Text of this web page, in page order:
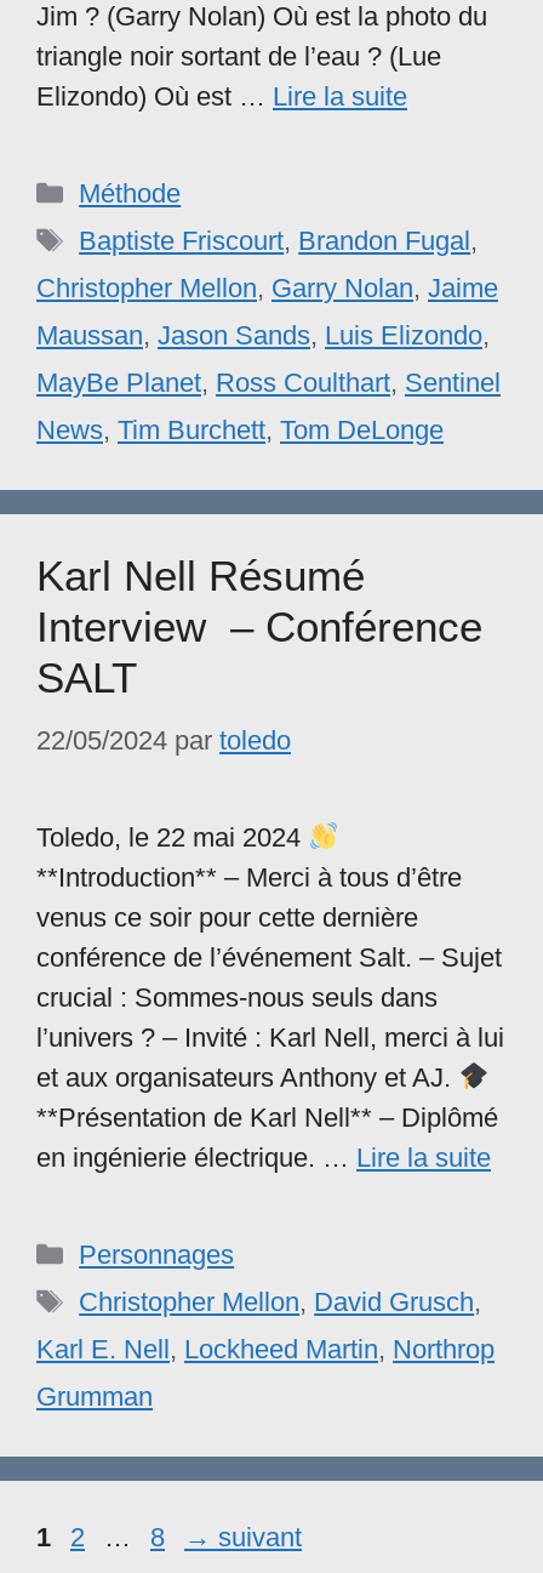
Jim ? (Garry Nolan) Où est la photo du
triangle noir sortant de l’eau ? (Lue
Elizondo) Où est … Lire la suite
Catégories
Méthode
Étiquettes
Baptiste Friscourt, Brandon Fugal,
Christopher Mellon, Garry Nolan, Jaime
Maussan, Jason Sands, Luis Elizondo,
MayBe Planet, Ross Coulthart, Sentinel
News, Tim Burchett, Tom DeLonge
Karl Nell Résumé
Interview – Conférence
SALT
22/05/2024 par toledo
Toledo, le 22 mai 2024
**Introduction** – Merci à tous d’être
venus ce soir pour cette dernière
conférence de l’événement Salt. – Sujet
crucial : Sommes-nous seuls dans
l’univers ? – Invité : Karl Nell, merci à lui
et aux organisateurs Anthony et AJ.
**Présentation de Karl Nell** – Diplômé
en ingénierie électrique. … Lire la suite
Catégories
Personnages
Étiquettes
Christopher Mellon, David Grusch,
Karl E. Nell, Lockheed Martin, Northrop
Grumman
Page
1 Page
2 … Page
8 → suivant